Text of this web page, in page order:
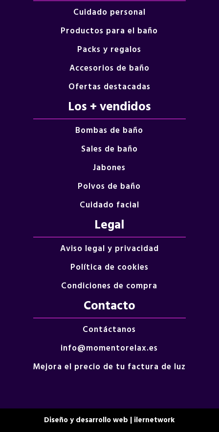
Cuidado personal
Productos para el baño
Packs y regalos
Accesorios de baño
Ofertas destacadas
Los + vendidos
Bombas de baño
Sales de baño
Jabones
Polvos de baño
Cuidado facial
Legal
Aviso legal y privacidad
Política de cookies
Condiciones de compra
Contacto
Contáctanos
info@momentorelax.es
Mejora el precio de tu factura de luz
Diseño y desarrollo web | ilernetwork